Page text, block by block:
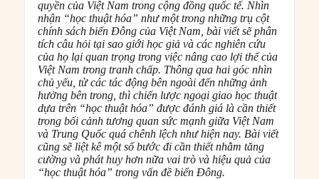
quyền của Việt Nam trong cộng đồng quốc tế. Nhìn
nhận “học thuật hóa” như một trong những trụ cột
chính sách biển Đông của Việt Nam, bài viết sẽ phân
tích câu hỏi tại sao giới học giả và các nghiên cứu
của họ lại quan trọng trong việc nâng cao lợi thế của
Việt Nam trong tranh chấp. Thông qua hai góc nhìn
chủ yếu, từ các tác động bên ngoài đến những ảnh
hưởng bên trong, thì chiến lược ngoại giao học thuật
dựa trên “học thuật hóa” được đánh giá là cần thiết
trong bối cảnh tương quan sức mạnh giữa Việt Nam
và Trung Quốc quá chênh lệch như hiện nay. Bài viết
cũng sẽ liệt kê một số bước đi cần thiết nhằm tăng
cường và phát huy hơn nữa vai trò và hiệu quả của
“học thuật hóa” trong vấn đề biển Đông.